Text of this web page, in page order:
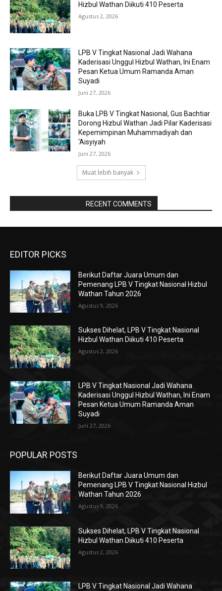
Hizbul Wathan Diikuti 410 Peserta
Agustus 2, 2026
LPB V Tingkat Nasional Jadi Wahana
Kaderisasi Unggul Hizbul Wathan, Ini Enam
Pesan Ketua Umum Ramanda Aman
Suyadi
Juni 27, 2026
Buka LPB V Tingkat Nasional, Gus Bachtiar
Dorong Hizbul Wathan Jadi Pilar Kaderisasi
Kepemimpinan Muhammadiyah dan
‘Aisyiyah
Juni 27, 2026
Muat lebih banyak
RECENT COMMENTS
EDITOR PICKS
Berikut Daftar Juara Umum dan
Pemenang LPB V Tingkat Nasional Hizbul
Wathan Tahun 2026
Agustus 9, 2026
Sukses Dihelat, LPB V Tingkat Nasional
Hizbul Wathan Diikuti 410 Peserta
Agustus 2, 2026
LPB V Tingkat Nasional Jadi Wahana
Kaderisasi Unggul Hizbul Wathan, Ini Enam
Pesan Ketua Umum Ramanda Aman
Suyadi
Juni 27, 2026
POPULAR POSTS
Berikut Daftar Juara Umum dan
Pemenang LPB V Tingkat Nasional Hizbul
Wathan Tahun 2026
Agustus 9, 2026
Sukses Dihelat, LPB V Tingkat Nasional
Hizbul Wathan Diikuti 410 Peserta
Agustus 2, 2026
LPB V Tingkat Nasional Jadi Wahana